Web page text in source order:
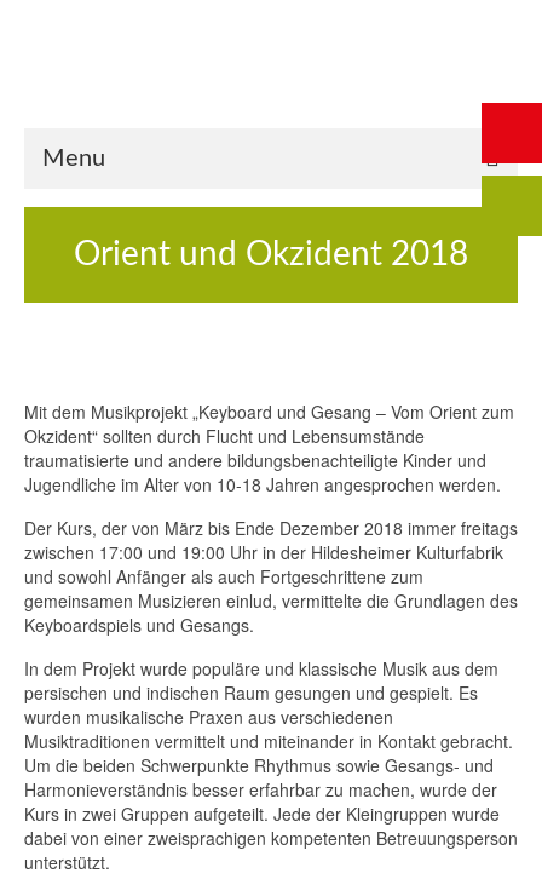
Menu
Orient und Okzident 2018
Mit dem Musikprojekt „Keyboard und Gesang – Vom Orient zum
Okzident“ sollten durch Flucht und Lebensumstände
traumatisierte und andere bildungsbenachteiligte Kinder und
Jugendliche im Alter von 10-18 Jahren angesprochen werden.
Der Kurs, der von März bis Ende Dezember 2018 immer freitags
zwischen 17:00 und 19:00 Uhr in der Hildesheimer Kulturfabrik
und sowohl Anfänger als auch Fortgeschrittene zum
gemeinsamen Musizieren einlud, vermittelte die Grundlagen des
Keyboardspiels und Gesangs.
In dem Projekt wurde populäre und klassische Musik aus dem
persischen und indischen Raum gesungen und gespielt. Es
wurden musikalische Praxen aus verschiedenen
Musiktraditionen vermittelt und miteinander in Kontakt gebracht.
Um die beiden Schwerpunkte Rhythmus sowie Gesangs- und
Harmonieverständnis besser erfahrbar zu machen, wurde der
Kurs in zwei Gruppen aufgeteilt. Jede der Kleingruppen wurde
dabei von einer zweisprachigen kompetenten Betreuungsperson
unterstützt.